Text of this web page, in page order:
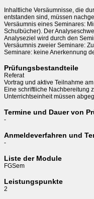
Inhaltliche Versäumnisse, die
entstanden sind, müssen
Versäumnis eines Seminares:
Schulbücher). Der
Analyseziel wird durch den
Versäumnis zweier Seminare:
Prüfungsbestandteile
Referat
Vortrag und aktive Teilnahme
Eine schriftliche Nachbereitung
Termine und Dauer von
-
Anmeldeverfahren und
-
Liste der Module
FGSem
Leistungspunkte
2